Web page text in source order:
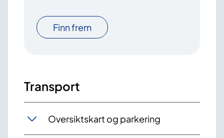
Finn frem
Transport
Oversiktskart og parkering